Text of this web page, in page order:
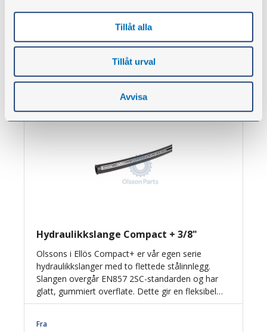
Tillåt alla
Tillåt urval
Avvisa
Vis artikler
Hydraulikkslange Compact + 3/8"
Olssons i Ellös Compact+ er vår egen serie
hydraulikkslanger med to flettede stålinnlegg.
Slangen overgår EN857 2SC-standarden og har
glatt, gummiert overflate. Dette gir en fleksibel
slange med god motstandskraft mot både smuss
Fra